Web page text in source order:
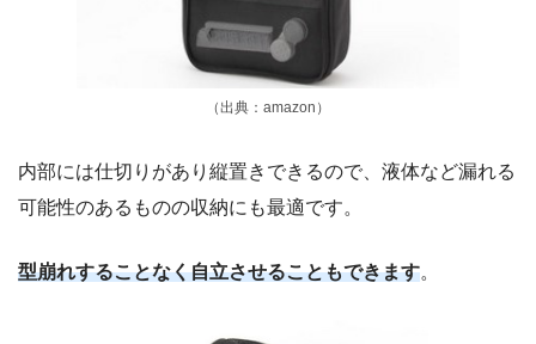
（出典：amazon）
内部には仕切りがあり縦置きできるので、液体など漏れる
可能性のあるものの収納にも最適です。
型崩れすることなく自立させることもできます。